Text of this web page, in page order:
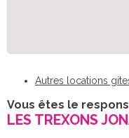
Autres locations
Vous êtes le
LES TREXONS